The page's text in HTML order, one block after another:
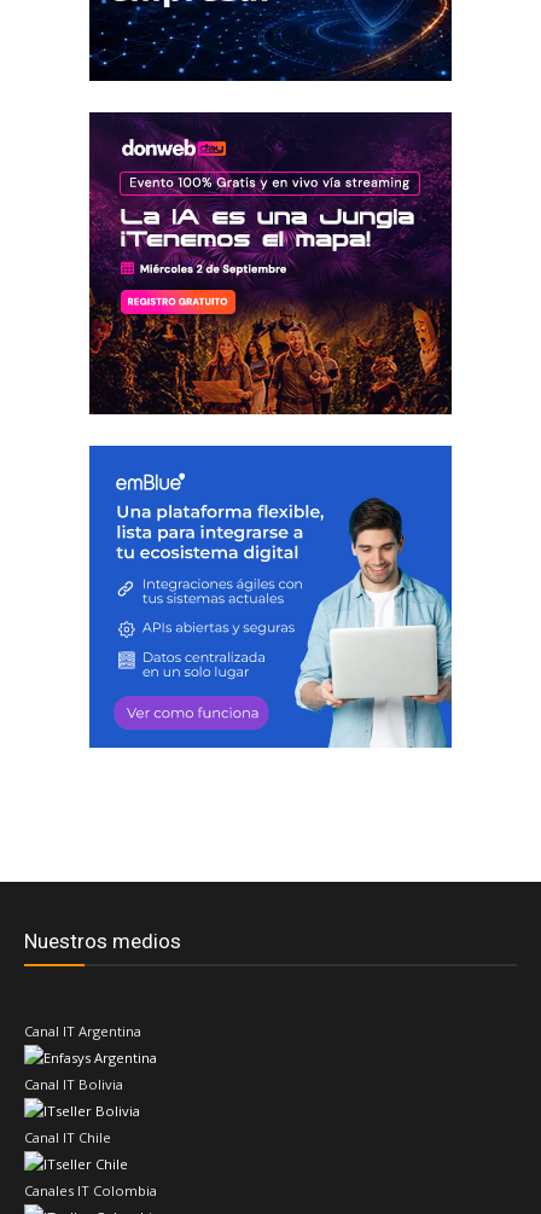
Nuestros medios
Canal IT Argentina
Canal IT Bolivia
Canal IT Chile
Canales IT Colombia